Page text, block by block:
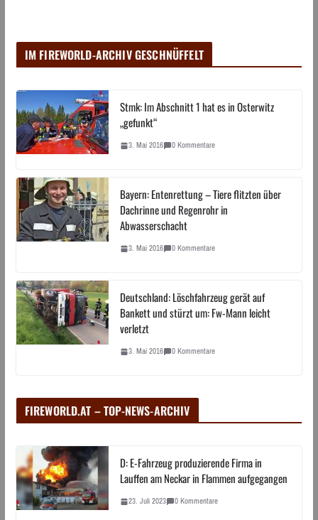
IM FIREWORLD-ARCHIV GESCHNÜFFELT
Stmk: Im Abschnitt 1 hat es in Osterwitz
„gefunkt“
3. Mai 2016 0 Kommentare
Bayern: Entenrettung – Tiere flitzten über
Dachrinne und Regenrohr in
Abwasserschacht
3. Mai 2016 0 Kommentare
Deutschland: Löschfahrzeug gerät auf
Bankett und stürzt um: Fw-Mann leicht
verletzt
3. Mai 2016 0 Kommentare
FIREWORLD.AT – TOP-NEWS-ARCHIV
D: E-Fahrzeug produzierende Firma in
Lauffen am Neckar in Flammen aufgegangen
23. Juli 2023 0 Kommentare